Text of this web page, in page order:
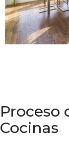
Proceso
Cocinas